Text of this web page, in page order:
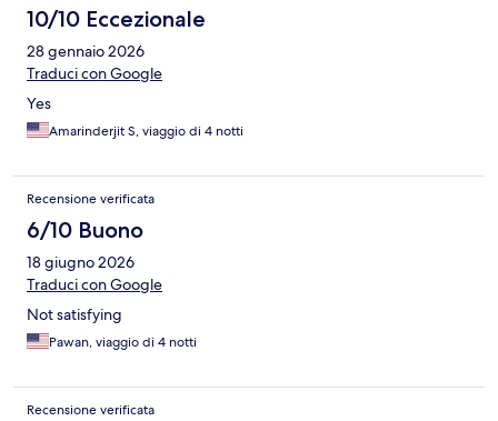
10/10 Eccezionale
28 gennaio 2026
Traduci con Google
Yes
Amarinderjit S, viaggio di 4 notti
Recensione verificata
6/10 Buono
18 giugno 2026
Traduci con Google
Not satisfying
Pawan, viaggio di 4 notti
Recensione verificata